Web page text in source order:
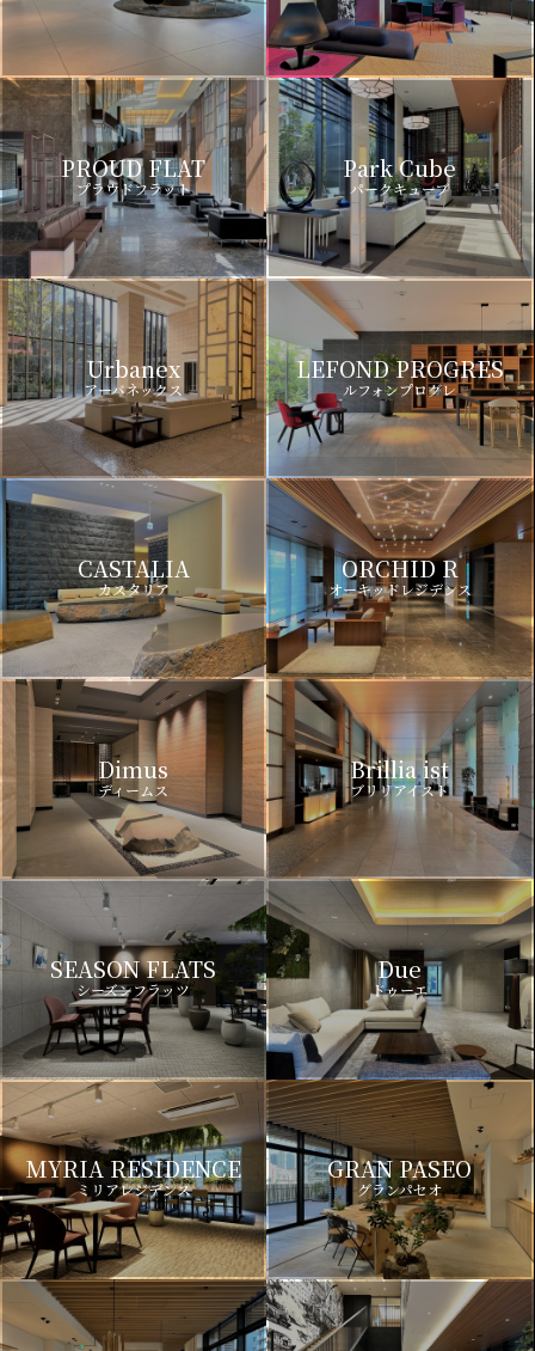
PROUD FLAT
プラウドフラット
Park Cube
パークキューブ
Urbanex
アーバネックス
LEFOND PROGRES
ルフォンプログレ
CASTALIA
カスタリア
ORCHID R
オーキッドレジデンス
Dimus
ディームス
Brillia ist
ブリリアイスト
SEASON FLATS
シーズンフラッツ
Due
ドゥーエ
MYRIA RESIDENCE
ミリアレジデンス
GRAN PASEO
グランパセオ